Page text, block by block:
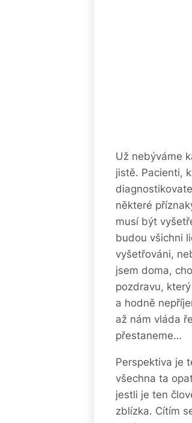
Už nebýváme
jistě. Pacienti,
některé
musí být
budou všichni
vyšetřováni,
jsem doma,
pozdravu,
a hodně
až nám vláda
přestaneme…
Perspektiva je
všechna ta
jestli je ten
zblízka. Cítím